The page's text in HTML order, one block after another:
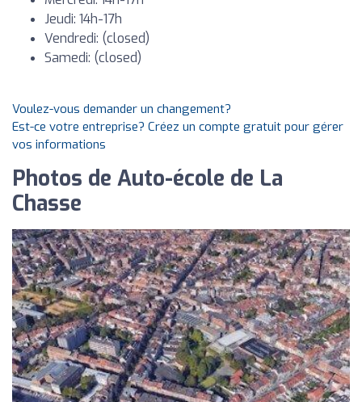
Jeudi: 14h-17h
Vendredi: (closed)
Samedi: (closed)
Voulez-vous demander un changement?
Est-ce votre entreprise? Créez un compte gratuit pour gérer
vos informations
Photos de Auto-école de La
Chasse